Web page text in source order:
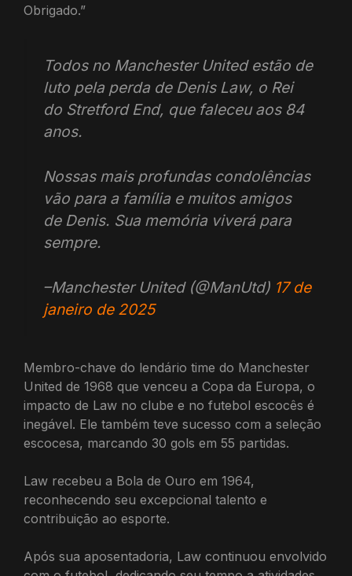
Obrigado.”
Todos no Manchester United estão de
luto pela perda de Denis Law, o Rei
do Stretford End, que faleceu aos 84
anos.
Nossas mais profundas condolências
vão para a família e muitos amigos
de Denis. Sua memória viverá para
sempre.
–Manchester United (@ManUtd) 17 de
janeiro de 2025
Membro-chave do lendário time do Manchester
United de 1968 que venceu a Copa da Europa, o
impacto de Law no clube e no futebol escocês é
inegável. Ele também teve sucesso com a seleção
escocesa, marcando 30 gols em 55 partidas.
Law recebeu a Bola de Ouro em 1964,
reconhecendo seu excepcional talento e
contribuição ao esporte.
Após sua aposentadoria, Law continuou envolvido